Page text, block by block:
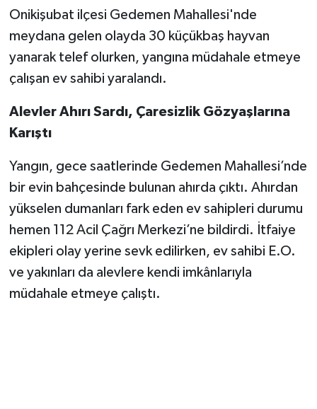
Onikişubat ilçesi Gedemen Mahallesi'nde
meydana gelen olayda 30 küçükbaş hayvan
yanarak telef olurken, yangına müdahale etmeye
çalışan ev sahibi yaralandı.
Alevler Ahırı Sardı, Çaresizlik Gözyaşlarına
Karıştı
Yangın, gece saatlerinde Gedemen Mahallesi’nde
bir evin bahçesinde bulunan ahırda çıktı. Ahırdan
yükselen dumanları fark eden ev sahipleri durumu
hemen 112 Acil Çağrı Merkezi’ne bildirdi. İtfaiye
ekipleri olay yerine sevk edilirken, ev sahibi E.O.
ve yakınları da alevlere kendi imkânlarıyla
müdahale etmeye çalıştı.
DÜNYA
TREND
MEDYA
TEKNOLOJİ
KÜLTÜR SANAT